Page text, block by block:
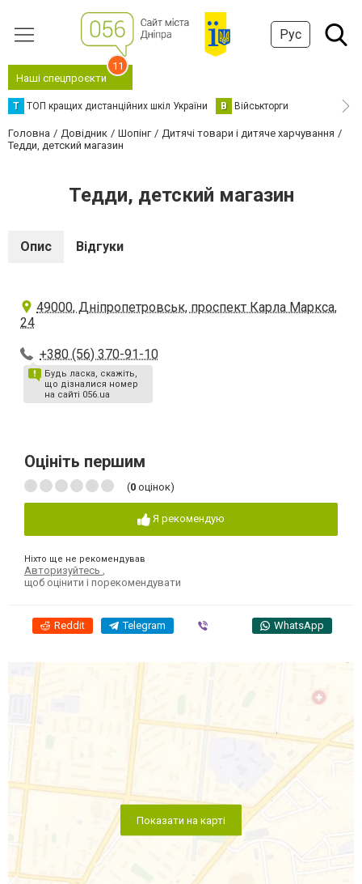
Рус
Наші спецпроєкти
11
Т ТОП кращих дистанційних шкіл України В Військторги
Головна Довідник Шопінг
Дитячі товари і дитяче харчування
Тедди, детский магазин
Тедди, детский магазин
Опис Відгуки
49000, Дніпропетровськ, проспект Карла Маркса,
24
+380 (56) 370-91-10
Будь ласка, скажіть,
що дізналися номер
на сайті 056.ua
Оцініть першим
(0 оцінок)
Я рекомендую
Ніхто ще не рекомендував
Авторизуйтесь
щоб оцінити і порекомендувати
Reddit Telegram WhatsApp
Показати на карті